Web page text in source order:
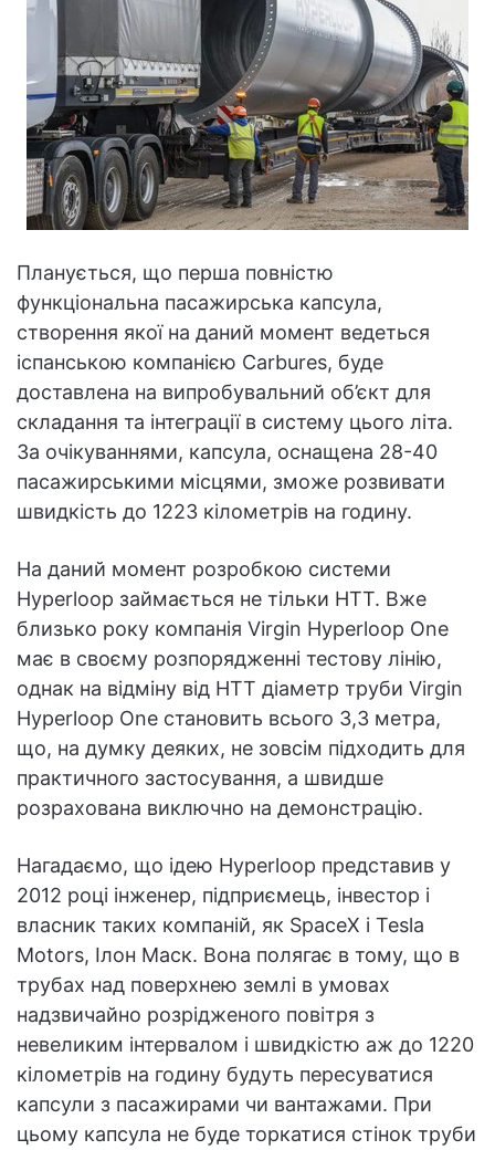
Планується, що перша повністю
функціональна пасажирська капсула,
створення якої на даний момент ведеться
іспанською компанією Carbures, буде
доставлена на випробувальний об’єкт для
складання та інтеграції в систему цього літа.
За очікуваннями, капсула, оснащена 28-40
пасажирськими місцями, зможе розвивати
швидкість до 1223 кілометрів на годину.
На даний момент розробкою системи
Hyperloop займається не тільки HTT. Вже
близько року компанія Virgin Hyperloop One
має в своєму розпорядженні тестову лінію,
однак на відміну від HTT діаметр труби Virgin
Hyperloop One становить всього 3,3 метра,
що, на думку деяких, не зовсім підходить для
практичного застосування, а швидше
розрахована виключно на демонстрацію.
Нагадаємо, що ідею Hyperloop представив у
2012 році інженер, підприємець, інвестор і
власник таких компаній, як SpaceX і Tesla
Motors, Ілон Маск. Вона полягає в тому, що в
трубах над поверхнею землі в умовах
надзвичайно розрідженого повітря з
невеликим інтервалом і швидкістю аж до 1220
кілометрів на годину будуть пересуватися
капсули з пасажирами чи вантажами. При
цьому капсула не буде торкатися стінок труби